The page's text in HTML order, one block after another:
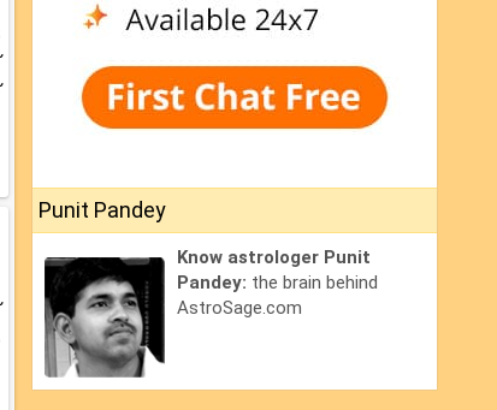
Punit Pandey
Know astrologer Punit
Pandey: the brain behind
AstroSage.com